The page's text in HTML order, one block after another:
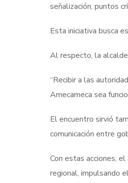
señalización, puntos
Esta iniciativa busca
Al respecto, la
“Recibir a las
Amecameca sea
El encuentro sirvió
comunicación entre
Con estas acciones,
regional, impulsando